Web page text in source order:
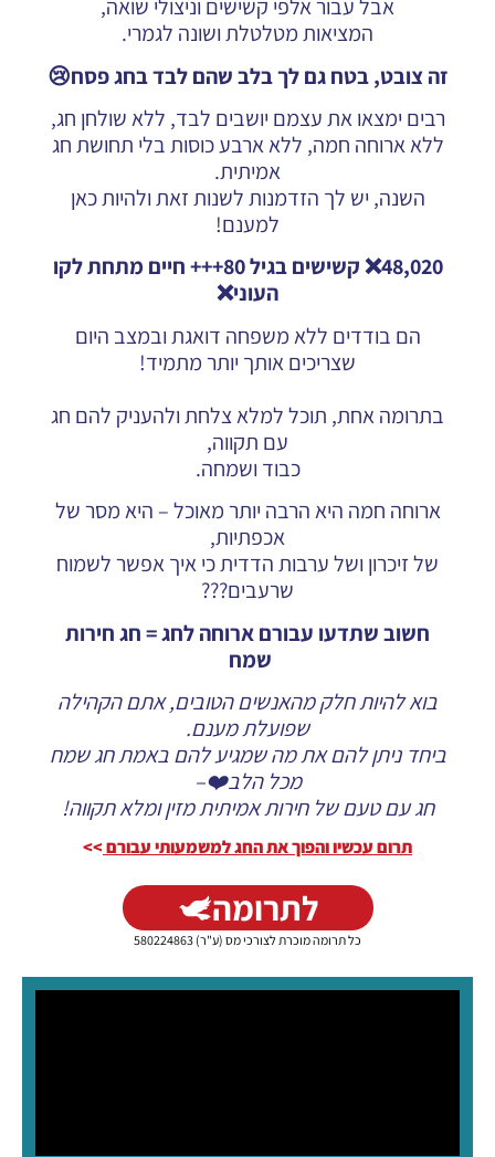
אבל עבור אלפי קשישים וניצולי שואה,
המציאות מטלטלת ושונה לגמרי.
זה צובט, בטח גם לך בלב שהם לבד בחג פסח😢
רבים ימצאו את עצמם יושבים לבד, ללא שולחן חג,
ללא ארוחה חמה, ללא ארבע כוסות בלי תחושת חג
אמיתית.
השנה, יש לך הזדמנות לשנות זאת ולהיות כאן
למענם!
48,020❌ קשישים בגיל 80+++ חיים מתחת לקו
העוני❌
הם בודדים ללא משפחה דואגת ובמצב היום
שצריכים אותך יותר מתמיד!
בתרומה אחת, תוכל למלא צלחת ולהעניק להם חג
עם תקווה,
כבוד ושמחה.
ארוחה חמה היא הרבה יותר מאוכל – היא מסר של
אכפתיות,
של זיכרון ושל ערבות הדדית כי איך אפשר לשמוח
שרעבים???
חשוב שתדעו עבורם ארוחה לחג = חג חירות
שמח
בוא להיות חלק מהאנשים הטובים, אתם הקהילה
שפועלת מענם.
ביחד ניתן להם את מה שמגיע להם באמת חג שמח
מכל הלב❤️–
חג עם טעם של חירות אמיתית מזין ומלא תקווה!
תרום עכשיו והפוך את החג למשמעותי עבורם>>
לתרומה
כל תרומה מוכרת לצורכי מס (ע"ר) 580224863